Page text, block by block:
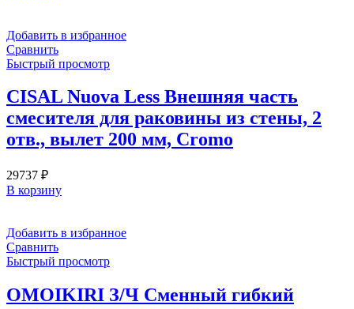
Добавить в избранное
Сравнить
Быстрый просмотр
CISAL Nuova Less Внешняя часть
смесителя для раковины из стены, 2
отв., вылет 200 мм, Cromo
29737 ₽
В корзину
Добавить в избранное
Сравнить
Быстрый просмотр
OMOIKIRI З/Ч Сменный гибкий